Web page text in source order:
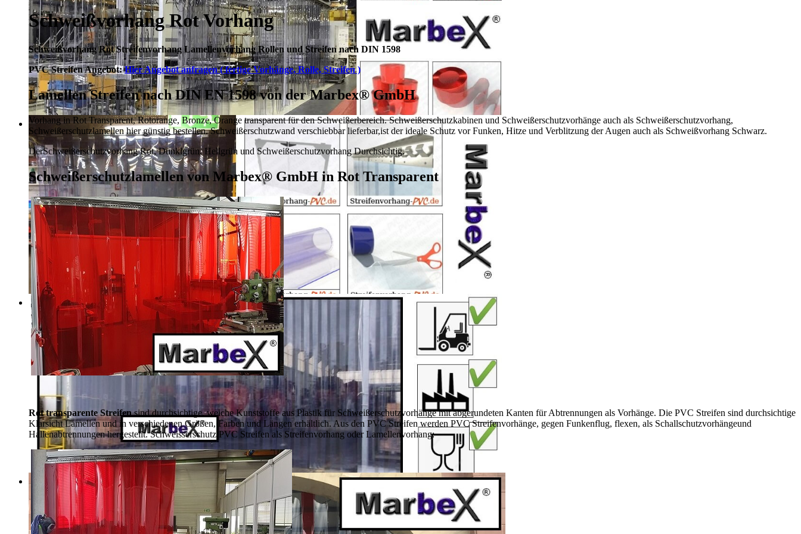
Schweißvorhang Rot Vorhang
Schweißvorhang Rot Streifenvorhang Lamellenvorhang Rollen und Streifen nach DIN 1598
PVC Streifen Angebot:Hier Angebot anfragen ( fertige Vorhänge, Rolle, Streifen )
Lamellen Streifen nach DIN EN 1598 von der Marbex® GmbH
Vorhang in Rot Transparent, Rotorange, Bronze, Orange transparent für den Schweißerbereich. Schweißerschutzkabinen und Schweißerschutzvorhänge auch als Schweißerschutzvorhang,
Schweißerschutzlamellen hier günstig bestellen.Schweißerschutzwand verschiebbar lieferbar,ist der ideale Schutz vor Funken, Hitze und Verblitzung der Augen auch als Schweißvorhang Schwarz.
DerSchweißerschutzvorhang Rot, Dunklgrün,Hellgrün und Schweißerschutzvorhang Durchsichtig.
Schweißerschutzlamellen von Marbex® GmbH in Rot Transparent
Rot transparente Streifen sind durchsichtige, weiche Kunststoffe aus Plastik für Schweißerschutzvorhänge mit abgerundeten Kanten für Abtrennungen als Vorhänge. Die PVC Streifen sind durchsichtige
Klarsicht Lamellen und in verschiedenen Größen, Farben und Längen erhältlich. Aus den PVC Streifen werden PVC Streifenvorhänge, gegen Funkenflug, flexen, als Schallschutzvorhängeund
Hallenabtrennungen hergestellt. Schweisserschutz PVC Streifen als Streifenvorhang oder Lamellenvorhang: